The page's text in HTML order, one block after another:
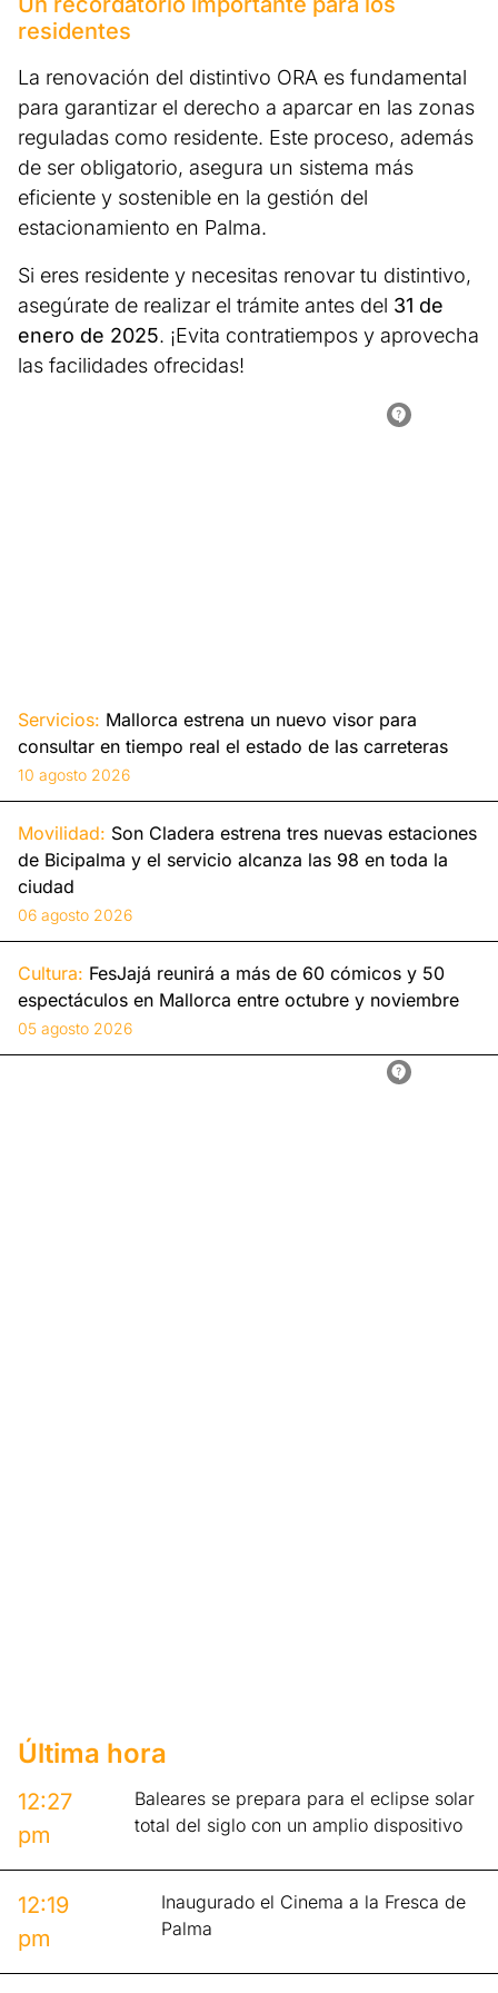
residentes
La renovación del distintivo ORA es fundamental
para garantizar el derecho a aparcar en las zonas
reguladas como residente. Este proceso, además
de ser obligatorio, asegura un sistema más
eficiente y sostenible en la gestión del
estacionamiento en Palma.
Si eres residente y necesitas renovar tu distintivo,
asegúrate de realizar el trámite antes del 31 de
enero de 2025. ¡Evita contratiempos y aprovecha
las facilidades ofrecidas!
Servicios: Mallorca estrena un nuevo visor para
consultar en tiempo real el estado de las carreteras
10 agosto 2026
Movilidad: Son Cladera estrena tres nuevas estaciones
de Bicipalma y el servicio alcanza las 98 en toda la
ciudad
06 agosto 2026
Cultura: FesJajá reunirá a más de 60 cómicos y 50
espectáculos en Mallorca entre octubre y noviembre
05 agosto 2026
Última hora
12:27
pm
Baleares se prepara para el eclipse solar
total del siglo con un amplio dispositivo
12:19
pm
Inaugurado el Cinema a la Fresca de
Palma